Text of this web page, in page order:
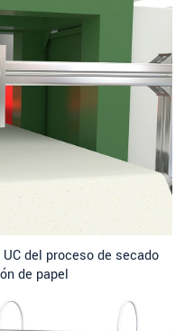
del proceso de secado
de papel